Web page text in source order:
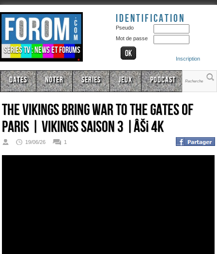
Séries TV : news et forums
Identification
Pseudo
Mot de passe
Inscription
Dates Noter Series Jeux Podcast
The Vikings Bring War To The Gates Of
Paris | Vikings Saison 3 |âš¡ 4K
19/06/26 1